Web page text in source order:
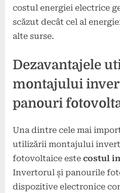
costul energiei electrice
scăzut decât cel al
alte surse.
Dezavantajele
montajului
panouri
Una dintre cele mai
utilizării montajului
fotovoltaice este costul
Invertorul și panourile
dispozitive electronice